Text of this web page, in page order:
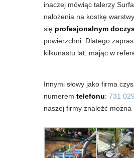
inaczej mówiąc talerzy
nałożenia na kostkę
się profesjonalnym
powierzchni. Dlatego
kilkunastu lat, mając w
Innymi słowy jako firma
numerem telefonu: 731
naszej firmy znaleźć można